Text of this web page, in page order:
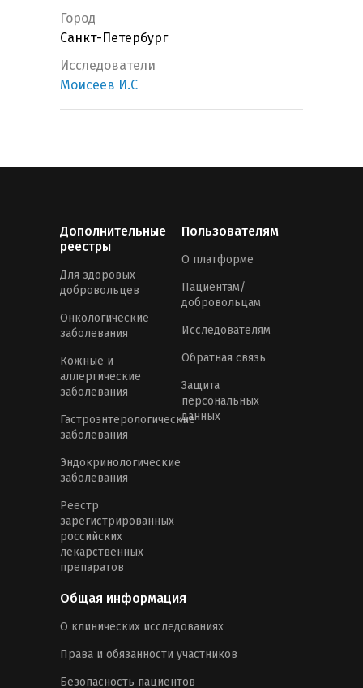
Город
Санкт-Петербург
Исследователи
Моисеев И.С
Дополнительные
реестры
Для здоровых
добровольцев
Онкологические
заболевания
Кожные и
аллергические
заболевания
Гастроэнтерологические
заболевания
Эндокринологические
заболевания
Реестр
зарегистрированных
российских
лекарственных
препаратов
Пользователям
О платформе
Пациентам/
добровольцам
Исследователям
Обратная связь
Защита
персональных
данных
Общая информация
О клинических исследованиях
Права и обязанности участников
Безопасность пациентов